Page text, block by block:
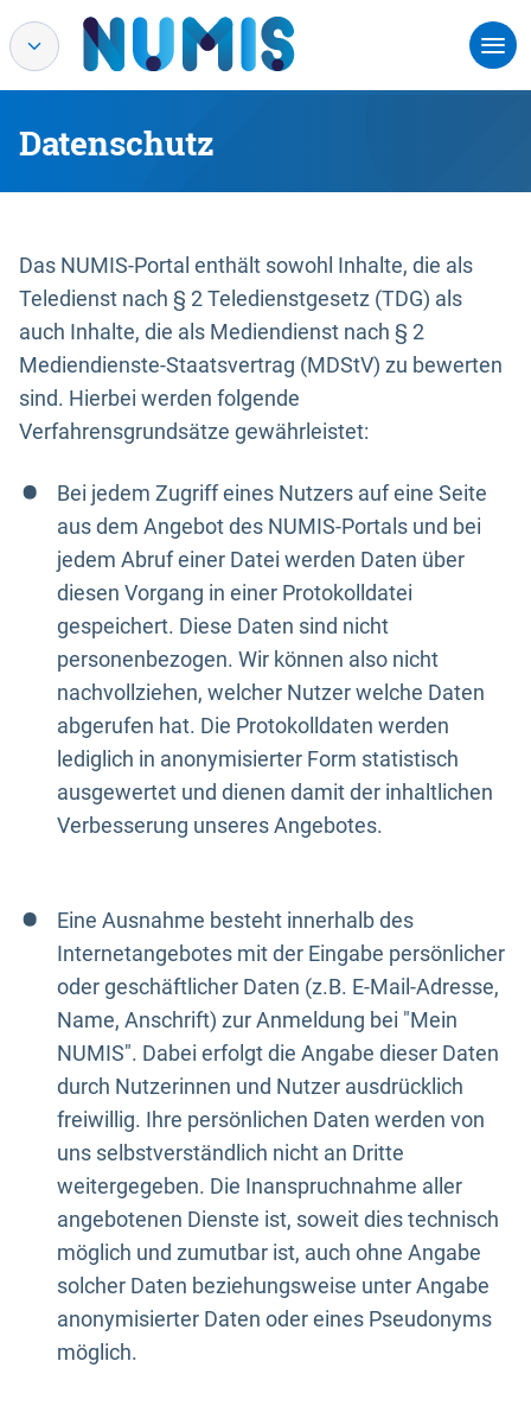
Datenschutz
Das NUMIS-Portal enthält sowohl Inhalte, die als
Teledienst nach § 2 Teledienstgesetz (TDG) als
auch Inhalte, die als Mediendienst nach § 2
Mediendienste-Staatsvertrag (MDStV) zu bewerten
sind. Hierbei werden folgende
Verfahrensgrundsätze gewährleistet:
Bei jedem Zugriff eines Nutzers auf eine Seite
aus dem Angebot des NUMIS-Portals und bei
jedem Abruf einer Datei werden Daten über
diesen Vorgang in einer Protokolldatei
gespeichert. Diese Daten sind nicht
personenbezogen. Wir können also nicht
nachvollziehen, welcher Nutzer welche Daten
abgerufen hat. Die Protokolldaten werden
lediglich in anonymisierter Form statistisch
ausgewertet und dienen damit der inhaltlichen
Verbesserung unseres Angebotes.
Eine Ausnahme besteht innerhalb des
Internetangebotes mit der Eingabe persönlicher
oder geschäftlicher Daten (z.B. E-Mail-Adresse,
Name, Anschrift) zur Anmeldung bei "Mein
NUMIS". Dabei erfolgt die Angabe dieser Daten
durch Nutzerinnen und Nutzer ausdrücklich
freiwillig. Ihre persönlichen Daten werden von
uns selbstverständlich nicht an Dritte
weitergegeben. Die Inanspruchnahme aller
angebotenen Dienste ist, soweit dies technisch
möglich und zumutbar ist, auch ohne Angabe
solcher Daten beziehungsweise unter Angabe
anonymisierter Daten oder eines Pseudonyms
möglich.